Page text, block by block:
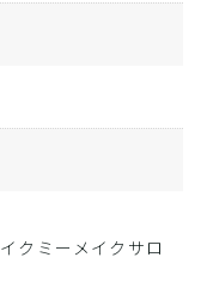
クミーメイクサロ